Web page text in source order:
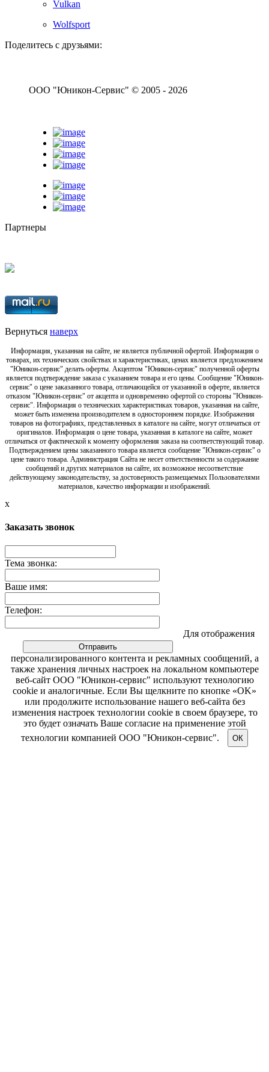
Vulkan
Wolfsport
Поделитесь с друзьями:
ООО "Юникон-Сервис" © 2005 - 2026
Партнеры
Вернуться наверх
Информация, указанная на сайте, не является публичной офертой. Информация о
товарах, их технических свойствах и характеристиках, ценах является предложением
"Юникон-сервис" делать оферты. Акцептом "Юникон-сервис" полученной оферты
является подтверждение заказа с указанием товара и его цены. Сообщение "Юникон-
сервис" о цене заказанного товара, отличающейся от указанной в оферте, является
отказом "Юникон-сервис" от акцепта и одновременно офертой со стороны "Юникон-
сервис". Информация о технических характеристиках товаров, указанная на сайте,
может быть изменена производителем в одностороннем порядке. Изображения
товаров на фотографиях, представленных в каталоге на сайте, могут отличаться от
оригиналов. Информация о цене товара, указанная в каталоге на сайте, может
отличаться от фактической к моменту оформления заказа на соответствующий товар.
Подтверждением цены заказанного товара является сообщение "Юникон-сервис" о
цене такого товара. Администрация Сайта не несет ответственности за содержание
сообщений и других материалов на сайте, их возможное несоответствие
действующему законодательству, за достоверность размещаемых Пользователями
материалов, качество информации и изображений.
x
Заказать звонок
Тема звонка:
Ваше имя:
Телефон:
Для отображения
персонализированного контента и рекламных сообщений, а
также хранения личных настроек на локальном компьютере
веб-сайт ООО "Юникон-сервис" используют технологию
cookie и аналогичные. Если Вы щелкните по кнопке «OK»
или продолжите использование нашего веб-сайта без
изменения настроек технологии cookie в своем браузере, то
это будет означать Ваше согласие на применение этой
технологии компанией ООО "Юникон-сервис".
ОК